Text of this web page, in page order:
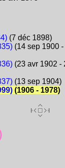
(7 déc 1898)
(14 sep 1900 -
(23 avr 1902 -
(13 sep 1904)
(1906 - 1978)